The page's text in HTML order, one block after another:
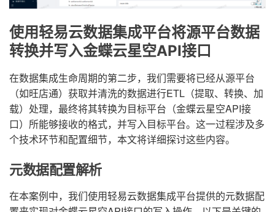
使用轻易云数据集成平台将源平台数据
转换并写入金蝶云星空API接口
在数据集成生命周期的第二步，我们需要将已经从源平台
（如旺店通）获取并清洗的数据进行ETL（提取、转换、加
载）处理，最终将其转换为目标平台（金蝶云星空API接
口）所能够接收的格式，并写入目标平台。这一过程涉及多
个技术环节和配置细节，本文将详细探讨这些内容。
元数据配置解析
在本案例中，我们使用轻易云数据集成平台提供的元数据配